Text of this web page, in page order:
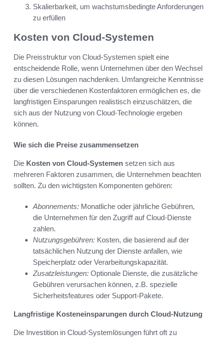
Skalierbarkeit, um wachstumsbedingte Anforderungen
zu erfüllen
Kosten von Cloud-Systemen
Die Preisstruktur von Cloud-Systemen spielt eine
entscheidende Rolle, wenn Unternehmen über den Wechsel
zu diesen Lösungen nachdenken. Umfangreiche Kenntnisse
über die verschiedenen Kostenfaktoren ermöglichen es, die
langfristigen Einsparungen realistisch einzuschätzen, die
sich aus der Nutzung von Cloud-Technologie ergeben
können.
Wie sich die Preise zusammensetzen
Die Kosten von Cloud-Systemen setzen sich aus
mehreren Faktoren zusammen, die Unternehmen beachten
sollten. Zu den wichtigsten Komponenten gehören:
Abonnements: Monatliche oder jährliche Gebühren,
die Unternehmen für den Zugriff auf Cloud-Dienste
zahlen.
Nutzungsgebühren: Kosten, die basierend auf der
tatsächlichen Nutzung der Dienste anfallen, wie
Speicherplatz oder Verarbeitungskapazität.
Zusatzleistungen: Optionale Dienste, die zusätzliche
Gebühren verursachen können, z.B. spezielle
Sicherheitsfeatures oder Support-Pakete.
Langfristige Kosteneinsparungen durch Cloud-Nutzung
Die Investition in Cloud-Systemlösungen führt oft zu